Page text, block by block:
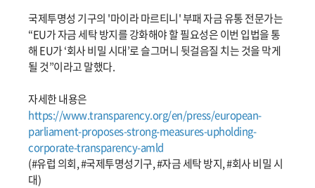
국제투명성 기구의 '마이라 마르티니' 부패 자금 유통 전문가는
“EU가 자금 세탁 방지를 강화해야 할 필요성은 이번 입법을 통
해 EU가 ‘회사 비밀 시대’로 슬그머니 뒷걸음질 치는 것을 막게
될 것”이라고 말했다.
자세한 내용은
https://www.transparency.org/en/press/european-
parliament-proposes-strong-measures-upholding-
corporate-transparency-amld
(#유럽 의회, #국제투명성기구, #자금 세탁 방지, #회사 비밀 시
대)